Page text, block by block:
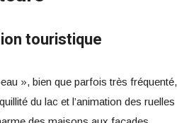
touristique
», bien que parfois très fréquenté,
du lac et l’animation des ruelles